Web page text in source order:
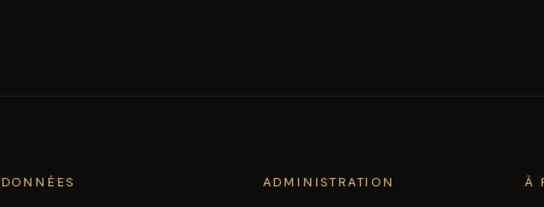
DONNÉES ADMINISTRATION À